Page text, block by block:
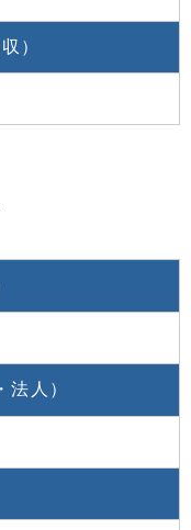
）
法人）